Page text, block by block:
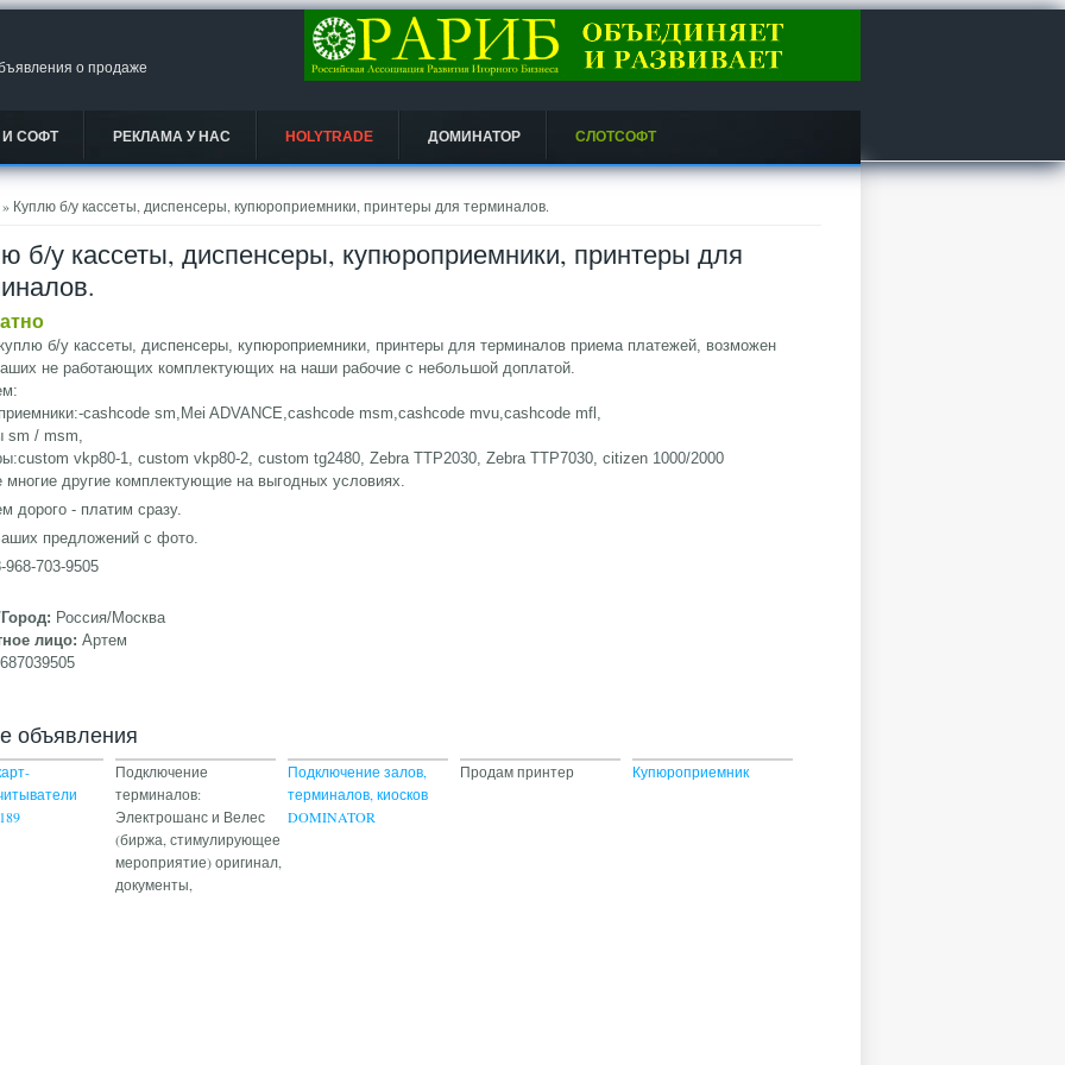
о продаже
СОФТ РЕКЛАМА У НАС HOLYTRADE ДОМИНАТОР СЛОТСОФТ
» Куплю б/у кассеты, диспенсеры, купюроприемники, принтеры для терминалов.
б/у кассеты, диспенсеры, купюроприемники, принтеры для
б/у кассеты, диспенсеры, купюроприемники, принтеры для терминалов приема платежей, возможен
не работающих комплектующих на наши рабочие с небольшой доплатой.
cashcode sm,Mei ADVANCE,cashcode msm,cashcode mvu,cashcode mfl,
sm / msm,
vkp80-1, custom vkp80-2, custom tg2480, Zebra TTP2030, Zebra TTP7030, citizen 1000/2000
многие другие комплектующие на выгодных условиях.
дорого - платим сразу.
предложений с фото.
703-9505
Россия/Москва
лицо:Артем
объявления
Подключение
терминалов:
Электрошанс и Велес
(биржа, стимулирующее
мероприятие) оригинал,
документы,
Подключение залов,
терминалов, киосков
DOMINATOR
Продам принтер Купюроприемник